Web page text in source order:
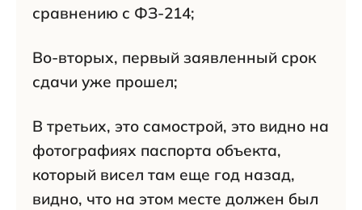
сравнению с ФЗ-214;
Во-вторых, первый заявленный срок
сдачи уже прошел;
В третьих, это самострой, это видно на
фотографиях паспорта объекта,
который висел там еще год назад,
видно, что на этом месте должен был